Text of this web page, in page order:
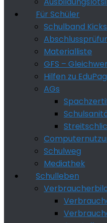
Für Schüler
Schulband
Materialliste
GFS –
Hilfen zu
AGs
Schulweg
Mediathek
Schulleben